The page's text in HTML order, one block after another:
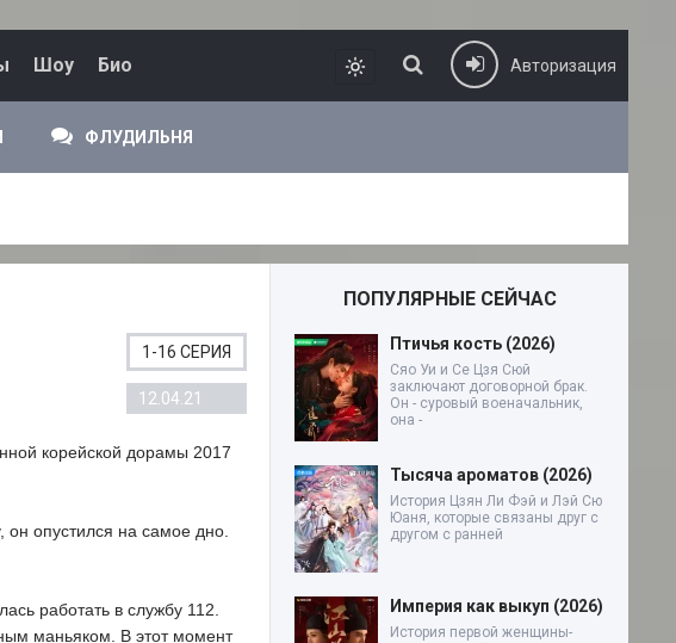
Шоу Био Авторизация
ФЛУДИЛЬНЯ
1-16 СЕРИЯ
12.04.21
корейской дорамы 2017
он опустился на самое дно.
работать в службу 112.
маньяком. В этот момент
ПОПУЛЯРНЫЕ СЕЙЧАС
Птичья кость (2026)
Сяо Уи и Се Цзя Сюй
заключают договорной брак.
Он - суровый военачальник,
она -
Тысяча ароматов (2026)
История Цзян Ли Фэй и Лэй Сю
Юаня, которые связаны друг с
другом с ранней
Империя как выкуп (2026)
История первой женщины-